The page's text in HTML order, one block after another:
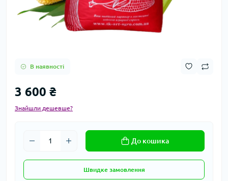
В наявності
3 600 ₴
Знайшли дешевше?
До кошика
Швидке замовлення